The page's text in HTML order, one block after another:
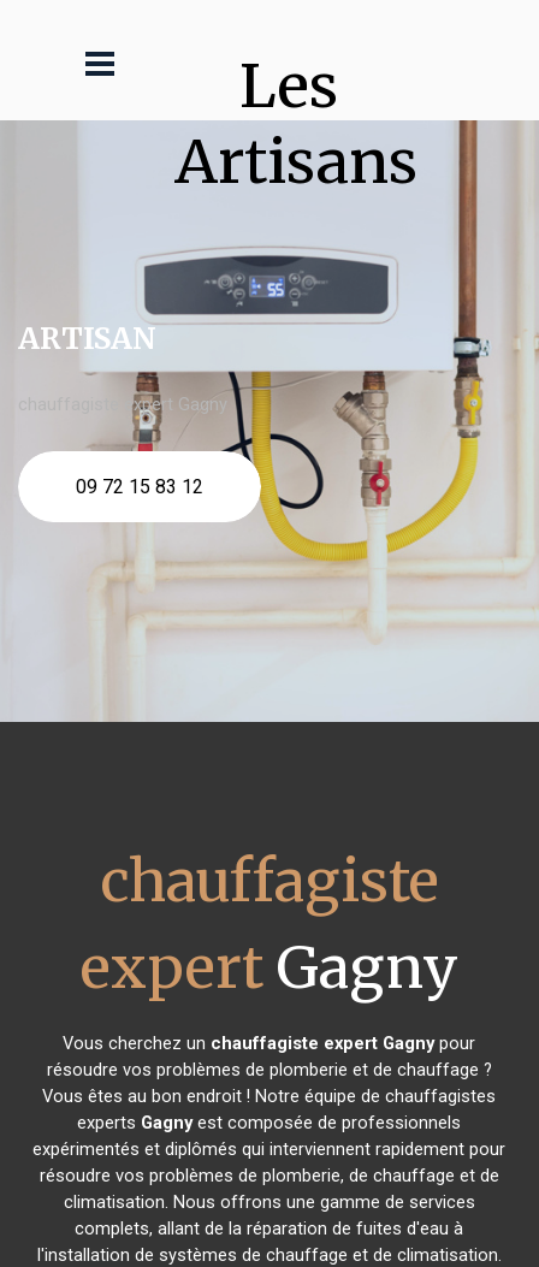
Les
Artisans
ARTISAN
chauffagiste expert Gagny
09 72 15 83 12
chauffagiste
expertGagny
Vous cherchez un chauffagiste expert Gagnypour
résoudre vos problèmes de plomberie et de chauffage ?
Vous êtes au bon endroit ! Notre équipe de chauffagistes
experts Gagnyest composée de professionnels
expérimentés et diplômés qui interviennent rapidement pour
résoudre vos problèmes de plomberie, de chauffage et de
climatisation. Nous offrons une gamme de services
complets, allant de la réparation de fuites d'eau à
l'installation de systèmes de chauffage et de climatisation.